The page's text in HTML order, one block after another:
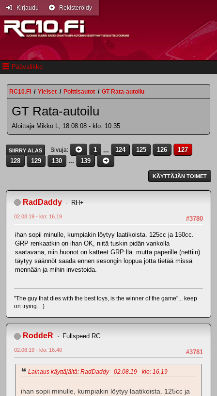
Päävalikko
Kirjaudu Rekisteröidy
RC10.FI / Yleiset / Polttisautot / GT Rata-autoilu
GT Rata-autoilu
Aloittaja Mikko L, 18.08.08 - klo: 10.35
SIIRRY ALAS Sivuja 1 ... 124 125 126
127
128
129 130 ... 139
KÄYTTÄJÄN TOIMET
RadDaddy RH+
#3780
02.08.19 - klo: 16.19
ihan sopii minulle, kumpiakin löytyy laatikoista. 125cc ja 150cc.
GRP renkaatkin on ihan OK, niitä tuskin pidän varikolla
saatavana, niin huonot on katteet GRP:llä. mutta paperille (nettiin)
täytyy säännöt saada ennen sesongin loppua jotta tietää missä
mennään ja mihin investoida.
"The guy that dies with the best toys, is the winner of the game"... keep
on trying.. :)
RoddeR Fullspeed RC
#3781
02.08.19 - klo: 16.40
Lainaus käyttäjältä: RadDaddy - 02.08.19 - klo: 16.19
ihan sopii minulle, kumpiakin löytyy laatikoista. 125cc ja